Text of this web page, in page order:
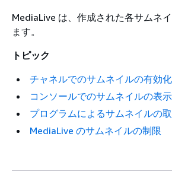
MediaLive は、作成された各サムネ
ます。
トピック
チャネルでのサムネイルの有効化
コンソールでのサムネイルの表示
プログラムによるサムネイルの
MediaLive のサムネイルの制限